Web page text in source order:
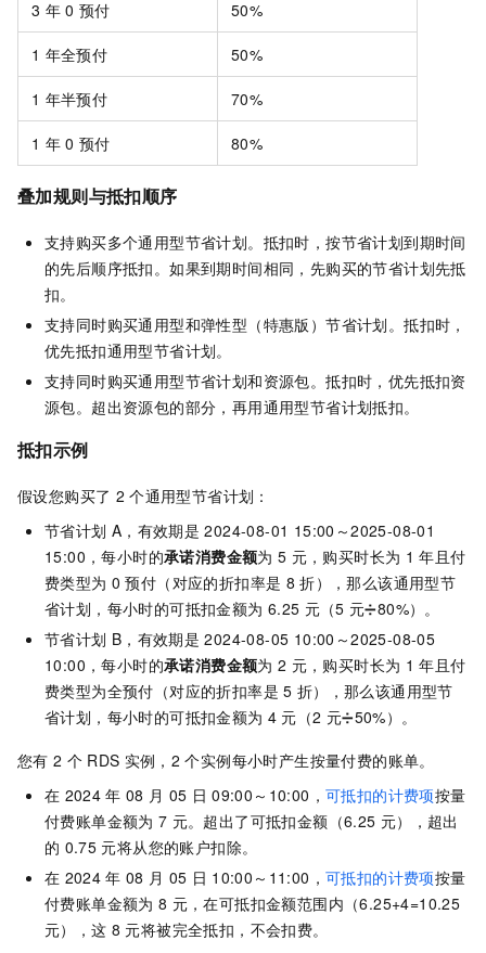
3 年 0 预付 50%
1 年全预付 50%
1 年半预付 70%
1 年 0 预付 80%
叠加规则与抵扣顺序
支持购买多个通用型节省计划。抵扣时，按节省计划到期时间
的先后顺序抵扣。如果到期时间相同，先购买的节省计划先抵
扣。
支持同时购买通用型和弹性型（特惠版）节省计划。抵扣时，
优先抵扣通用型节省计划。
支持同时购买通用型节省计划和资源包。抵扣时，优先抵扣资
源包。超出资源包的部分，再用通用型节省计划抵扣。
抵扣示例
假设您购买了 2 个通用型节省计划：
节省计划 A，有效期是 2024-08-01 15:00～2025-08-01
15:00，每小时的承诺消费金额为 5 元，购买时长为 1 年且付
费类型为 0 预付（对应的折扣率是 8 折），那么该通用型节
省计划，每小时的可抵扣金额为 6.25 元（5 元➗80%）。
节省计划 B，有效期是 2024-08-05 10:00～2025-08-05
10:00，每小时的承诺消费金额为 2 元，购买时长为 1 年且付
费类型为全预付（对应的折扣率是 5 折），那么该通用型节
省计划，每小时的可抵扣金额为 4 元（2 元➗50%）。
您有 2 个 RDS 实例，2 个实例每小时产生按量付费的账单。
在 2024 年 08 月 05 日 09:00～10:00， 可抵扣的计费项按量
付费账单金额为 7 元。超出了可抵扣金额（6.25 元），超出
的 0.75 元将从您的账户扣除。
在 2024 年 08 月 05 日 10:00～11:00， 可抵扣的计费项按量
付费账单金额为 8 元，在可抵扣金额范围内（6.25+4=10.25
元），这 8 元将被完全抵扣，不会扣费。